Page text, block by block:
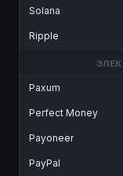
Solana
Ripple
Paxum
Perfect Money
Payoneer
PayPal